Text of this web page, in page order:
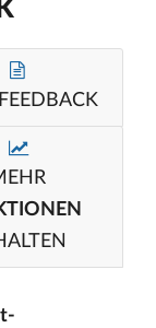
FEEDBACK